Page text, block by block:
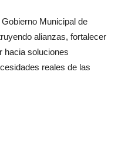
Municipal de
alianzas, fortalecer
hacia soluciones
reales de las